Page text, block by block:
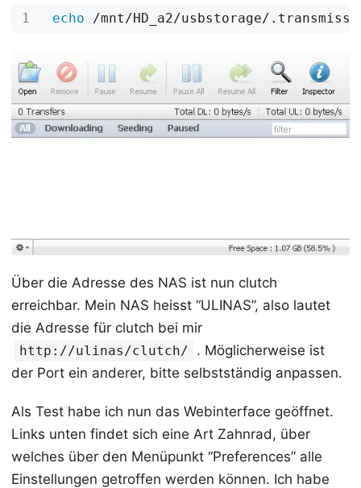
echo
Über die Adresse des NAS ist nun clutch
erreichbar. Mein NAS heisst “ULINAS”, also lautet
die Adresse für clutch bei mir
http://ulinas/clutch/
. Möglicherweise ist
der Port ein anderer, bitte selbstständig anpassen.
Als Test habe ich nun das Webinterface geöffnet.
Links unten findet sich eine Art Zahnrad, über
welches über den Menüpunkt “Preferences” alle
Einstellungen getroffen werden können. Ich habe